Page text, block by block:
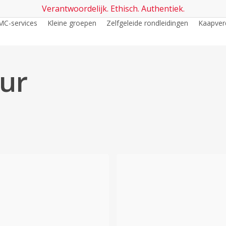
Verantwoordelijk. Ethisch. Authentiek.
services Kleine groepen Zelfgeleide rondleidingen